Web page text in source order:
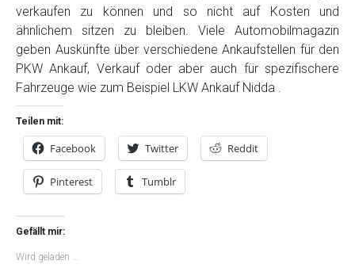
verkaufen zu können und so nicht auf Kosten und
ähnlichem sitzen zu bleiben. Viele Automobilmagazin
geben Auskünfte über verschiedene Ankaufstellen für den
PKW Ankauf, Verkauf oder aber auch für spezifischere
Fahrzeuge wie zum Beispiel LKW Ankauf Nidda .
Teilen mit:
Facebook Twitter Reddit
Pinterest Tumblr
Gefällt mir:
Wird geladen …